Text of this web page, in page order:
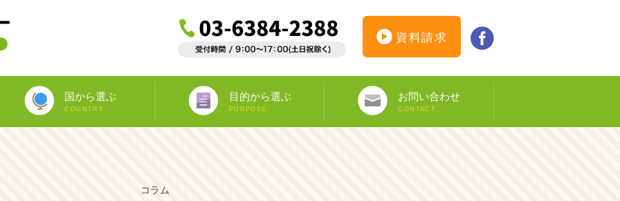
資料請求
国から選ぶ
COUNTRY
アメリカ
カナダ
オーストラリア
ニュージーランド
イギリス
アイルランド
マルタ
イタリア
スペイン
フランス
ドイツ
南アフリカ
目的から選ぶ
PURPOSE
語学留学
教師宅ホームステイ
中学/高校正規留学
大学正規留学
専門留学
語学プラスα
海外ボランティア
海外インターンシップ
オペア
ワーキングホリデー
お問い合わせ
CONTACT
カウンセリング予約
資料請求
オンライン申し込み
インターンシップ仮登録
ビザ申請サポート
DS-160
コラム